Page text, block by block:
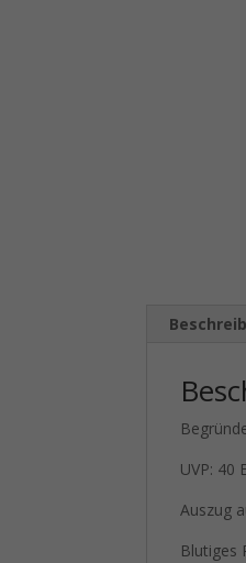
UVP: 40
Auszug
Blutiges